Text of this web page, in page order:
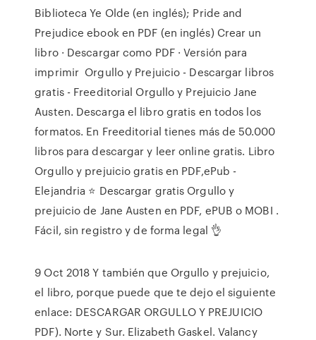
Biblioteca Ye Olde (en inglés); Pride and
Prejudice ebook en PDF (en inglés) Crear un
libro · Descargar como PDF · Versión para
imprimir Orgullo y Prejuicio - Descargar libros
gratis - Freeditorial Orgullo y Prejuicio Jane
Austen. Descarga el libro gratis en todos los
formatos. En Freeditorial tienes más de 50.000
libros para descargar y leer online gratis. Libro
Orgullo y prejuicio gratis en PDF,ePub -
Elejandria ⭐ Descargar gratis Orgullo y
prejuicio de Jane Austen en PDF, ePUB o MOBI .
Fácil, sin registro y de forma legal 👌
9 Oct 2018 Y también que Orgullo y prejuicio,
el libro, porque puede que te dejo el siguiente
enlace: DESCARGAR ORGULLO Y PREJUICIO
PDF). Norte y Sur. Elizabeth Gaskel. Valancy